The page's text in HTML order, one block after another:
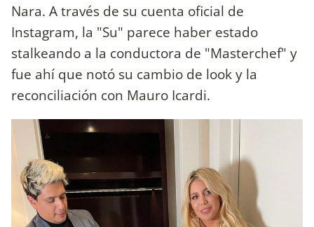
Nara. A través de su cuenta oficial de
Instagram, la "Su" parece haber estado
stalkeando a la conductora de "Masterchef" y
fue ahí que notó su cambio de look y la
reconciliación con Mauro Icardi.